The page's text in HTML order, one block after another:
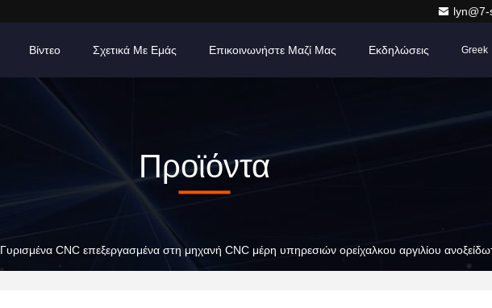
Βίντεο Σχετικά Με Εμάς Επικοινωνήστε Μαζί Μας Εκδηλώσεις Greek
Προϊόντα
Γυρισμένα CNC επεξεργασμένα στη μηχανή CNC μέρη υπηρεσιών ορείχαλκου αργιλίου